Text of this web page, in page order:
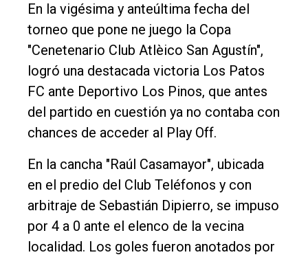
Int.
General
Política
Cultura
Entrevistas
Deportes
Fúnebres
Edición
Empresa
En la vigésima y anteúltima fecha del
torneo que pone ne juego la Copa
"Cenetenario Club Atlèico San Agustín",
logró una destacada victoria Los Patos
FC ante Deportivo Los Pinos, que antes
del partido en cuestión ya no contaba con
chances de acceder al Play Off.
En la cancha "Raúl Casamayor", ubicada
en el predio del Club Teléfonos y con
arbitraje de Sebastián Dipierro, se impuso
por 4 a 0 ante el elenco de la vecina
localidad. Los goles fueron anotados por